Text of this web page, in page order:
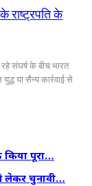
राष्ट्रपति के
संघर्ष के बीच भारत
या सैन्य कार्रवाई से
किया पूरा…
लेकर चुनावी…